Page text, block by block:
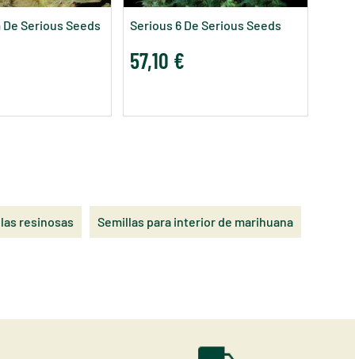
Serious Seeds Serious 6 De Serious Seeds
57,10 €
resinosas Semillas para interior de marihuana